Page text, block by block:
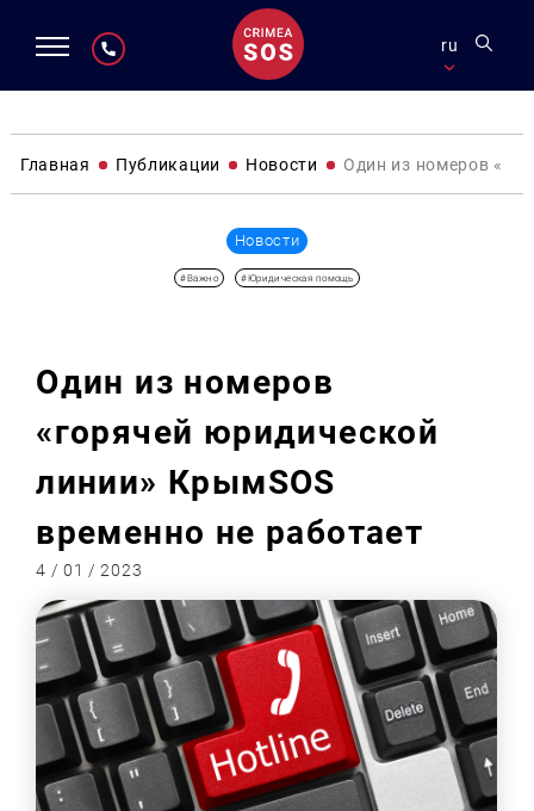
ru
Главная Публикации Новости Один из номеров
Новости
#Важно #Юридическая помощь
Один из номеров
«горячей юридической
линии» КрымSOS
временно не работает
4 / 01 / 2023